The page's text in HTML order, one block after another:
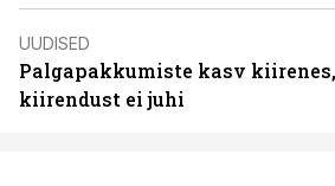
UUDISED
Palgapakkumiste kasv
kiirendust ei juhi